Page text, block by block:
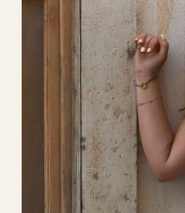
licenciatura em
se na valorização
imagem. No
Pesca –
comunidade
práticas e
objetivo de
saberes e